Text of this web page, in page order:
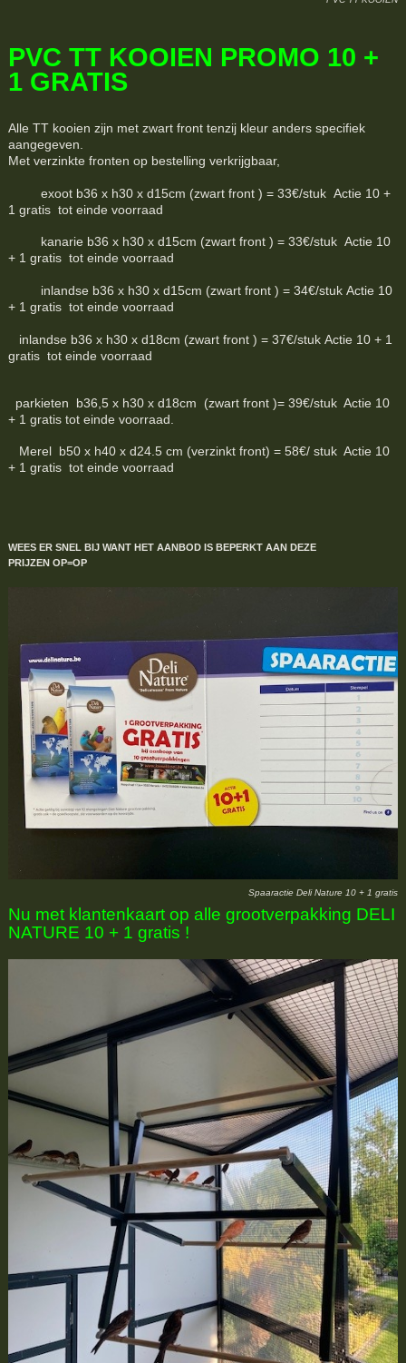
PVC TT KOOIEN PROMO 10 +
1 GRATIS
Alle TT kooien zijn met zwart front tenzij kleur anders specifiek
aangegeven.
Met verzinkte fronten op bestelling verkrijgbaar,
exoot b36 x h30 x d15cm (zwart front ) = 33€/stuk Actie 10 +
1 gratis tot einde voorraad
kanarie b36 x h30 x d15cm (zwart front ) = 33€/stuk Actie 10
+ 1 gratis tot einde voorraad
inlandse b36 x h30 x d15cm (zwart front ) = 34€/stuk Actie 10
+ 1 gratis tot einde voorraad
inlandse b36 x h30 x d18cm (zwart front ) = 37€/stuk Actie 10 + 1
gratis tot einde voorraad
parkieten b36,5 x h30 x d18cm (zwart front )= 39€/stuk Actie 10
+ 1 gratis tot einde voorraad.
Merel b50 x h40 x d24.5 cm (verzinkt front) = 58€/ stuk Actie 10
+ 1 gratis tot einde voorraad
WEES ER SNEL BIJ WANT HET AANBOD IS BEPERKTAAN DEZE
PRIJZENOP=OP
Spaaractie Deli Nature 10 + 1 gratis
Nu met klantenkaart op alle grootverpakking DELI
NATURE 10 + 1 gratis !